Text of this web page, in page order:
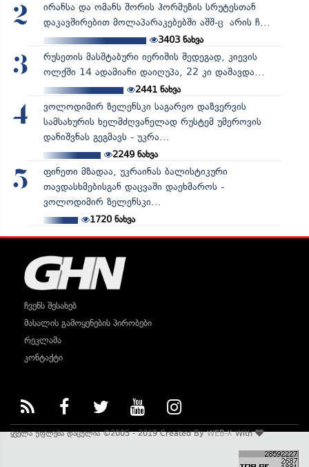
2
ირანსა და ომანს შორის ჰორმუზის სრუტესთან
დაკავშირებით მოლაპარაკებებში აშშ-ც არის ჩ...
3403ნახვა
3
რუსეთის მასშტაბური იერიშის შედეგად, კიევის
ოლქში 14 ადამიანი დაიღუპა, 22 კი დაშავდა...
2441ნახვა
4
ვოლოდიმირ ზელენსკი საგარეო დაზვერვის
სამსახურის ხელმძღვანელად რუსტემ უმეროვის
დანიშვნას გეგმავს - უკრა...
2249ნახვა
5
ფინეთი მზადაა, უკრაინას ბალისტიკური
თავდასხმებისგან დაცვაში დაეხმაროს -
ვოლოდიმირ ზელენსკი...
1720ნახვა
ჩვენს შესახებ
მასალის გამოყენების პირობები
რეკლამა
კონტაქტი
ყველა უფლება დაცულია ©2005 - 2019 Created ByWEB-XWith